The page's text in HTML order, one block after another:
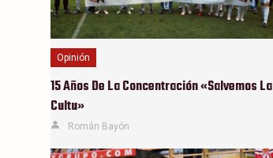
Opinión
15 Años De La Concentración «Salvemos La
Cultu»
Román Bayón